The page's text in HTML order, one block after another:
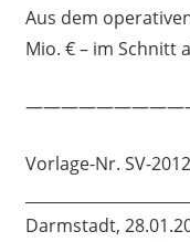
Aus dem
Mio. € – im Schnitt
Vorlage-Nr. SV-
Darmstadt,